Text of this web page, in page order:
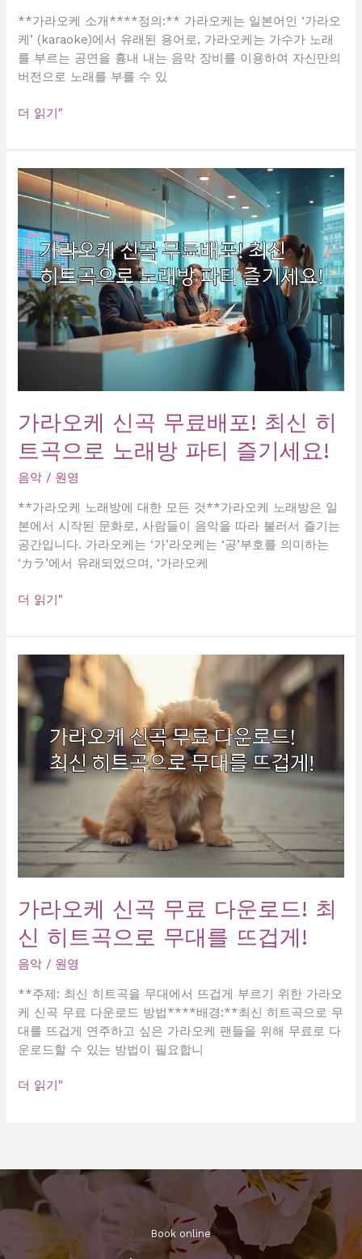
**가라오케 소개****정의:** 가라오케는 일본어인 ‘가라오
케’ (karaoke)에서 유래된 용어로, 가라오케는 가수가 노래
를 부르는 공연을 흉내 내는 음악 장비를 이용하여 자신만의
버전으로 노래를 부를 수 있
가
오
케
에
인
싸
강
림!
최
신
트
으
신
나
불
러
보
자!
더 읽기"
가라오케 신곡 무료배포! 최신 히
트곡으로 노래방 파티 즐기세요!
음악 / 원영
**가라오케 노래방에 대한 모든 것**가라오케 노래방은 일
본에서 시작된 문화로, 사람들이 음악을 따라 불러서 즐기는
공간입니다. 가라오케는 ‘가’라오케는 ‘공’부호를 의미하는
‘カラ’에서 유래되었으며, ‘가라오케
가
오
케
신
곡
무
포!
트
곡
으
노
래
방
파
티
즐
기
세
더 읽기"
가라오케 신곡 무료 다운로드! 최
신 히트곡으로 무대를 뜨겁게!
음악 / 원영
**주제: 최신 히트곡을 무대에서 뜨겁게 부르기 위한 가라오
케 신곡 무료 다운로드 방법****배경:**최신 히트곡으로 무
대를 뜨겁게 연주하고 싶은 가라오케 팬들을 위해 무료로 다
운로드할 수 있는 방법이 필요합니
가
료
운
더 읽기"
Book online​